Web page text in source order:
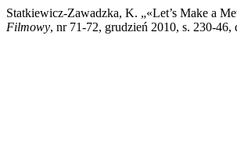
Statkiewicz-Zawadzka, K. „«Let’s Make a
Filmowy, nr 71-72, grudzień 2010, s. 230-